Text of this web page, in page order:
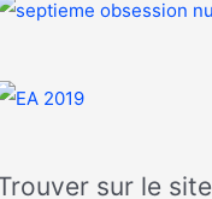
sur le site